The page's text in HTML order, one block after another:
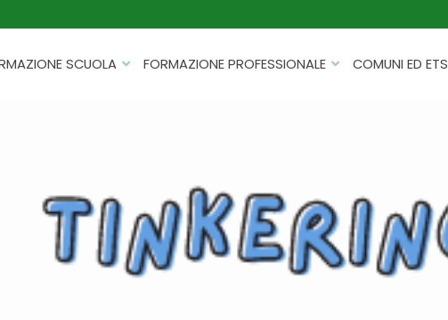
SCUOLA
ERASMUS+ MOBILITÀ
FSL/PCTO
PROGETTI PNRR
FORMAZIONE PROFESSIONALE
CYBERSECURITY
SOFT SKILL E MANAGEMENT
COMUNI ED ETS